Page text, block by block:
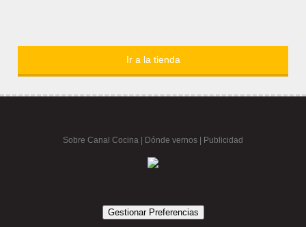
Ir a la tienda
Sobre Canal Cocina Dónde vernos | Publicidad
Gestionar Preferencias